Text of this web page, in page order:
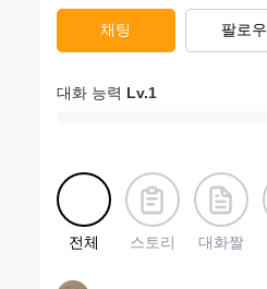
채팅 팔로우
대화 능력 Lv.1
전체 스토리 대화짤